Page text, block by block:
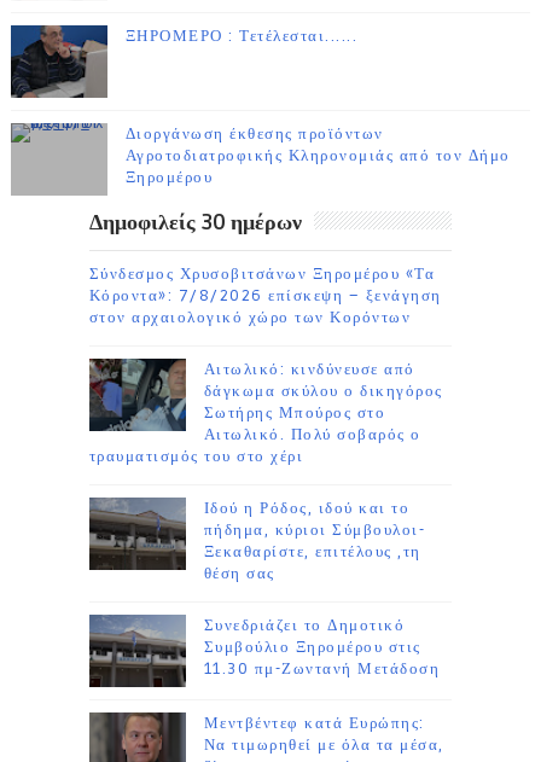
ΞΗΡΟΜΕΡΟ : Τετέλεσται......
Διοργάνωση έκθεσης προϊόντων
Αγροτοδιατροφικής Κληρονομιάς από τον Δήμο
Ξηρομέρου
Δημοφιλείς 30 ημέρων
Σύνδεσμος Χρυσοβιτσάνων Ξηρομέρου «Τα
Κόροντα»: 7/8/2026 επίσκεψη – ξενάγηση
στον αρχαιολογικό χώρο των Κορόντων
Αιτωλικό: κινδύνευσε από
δάγκωμα σκύλου ο δικηγόρος
Σωτήρης Μπούρος στο
Αιτωλικό. Πολύ σοβαρός ο
τραυματισμός του στο χέρι
Ιδού η Ρόδος, ιδού και το
πήδημα, κύριοι Σύμβουλοι-
Ξεκαθαρίστε, επιτέλους ,τη
θέση σας
Συνεδριάζει το Δημοτικό
Συμβούλιο Ξηρομέρου στις
11.30 πμ-Ζωντανή Μετάδοση
Μεντβέντεφ κατά Ευρώπης:
Να τιμωρηθεί με όλα τα μέσα,